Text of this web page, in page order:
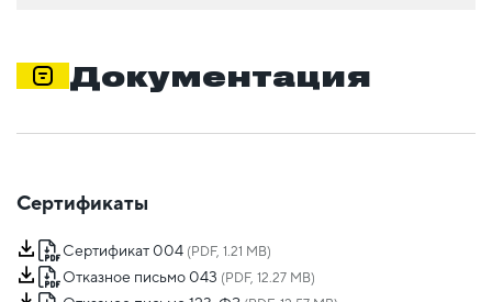
Документация
Сертификаты
Сертификат 004 (PDF, 1.21 MB)
Отказное письмо 043 (PDF, 12.27 MB)